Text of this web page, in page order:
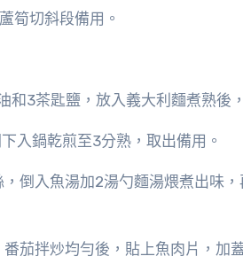
筍切斜段備用。
和3茶匙鹽，放入義大利麵煮熟後
入鍋乾煎至3分熟，取出備用。
倒入魚湯加2湯勺麵湯煨煮出味
茄拌炒均勻後，貼上魚肉片，加